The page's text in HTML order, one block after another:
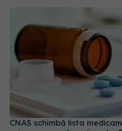
CNAS schimbă lista